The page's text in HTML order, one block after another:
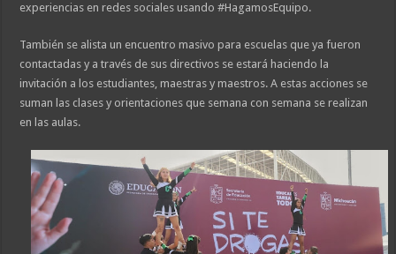
experiencias en redes sociales usando #HagamosEquipo.
También se alista un encuentro masivo para escuelas que ya fueron
contactadas y a través de sus directivos se estará haciendo la
invitación a los estudiantes, maestras y maestros. A estas acciones se
suman las clases y orientaciones que semana con semana se realizan
en las aulas.